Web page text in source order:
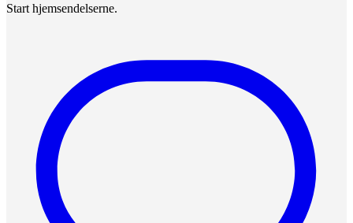
Start hjemsendelserne.